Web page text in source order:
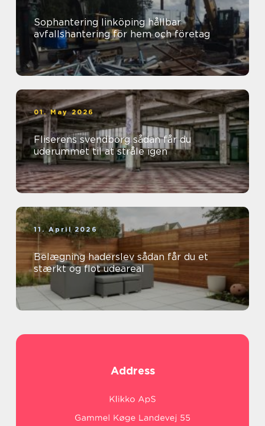
Sophantering linköping hållbar
avfallshantering för hem och företag
01. May 2026
Fliserens svendborg sådan får du
uderummet til at stråle igen
11. April 2026
Belægning haderslev sådan får du et
stærkt og flot udeareal
Address